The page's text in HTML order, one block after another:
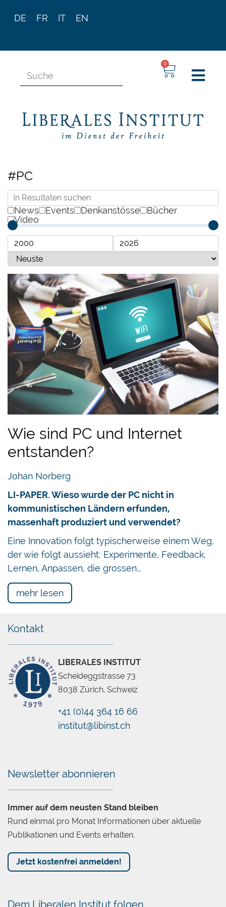
Chatbot
DE FR IT EN
0
#PC
News Events Denkanstösse
Bücher
Video
Wie sind PC und Internet
entstanden?
Johan Norberg
LI-PAPER. Wieso wurde der PC nicht in
kommunistischen Ländern erfunden,
massenhaft produziert und verwendet?
Eine Innovation folgt typischerweise einem Weg,
der wie folgt aussieht: Experimente, Feedback,
Lernen, Anpassen, die grossen…
mehr lesen
Kontakt
LIBERALES INSTITUT
Scheideggstrasse 73
8038 Zürich, Schweiz
+41 (0)44 364 16 66
institut@libinst.ch
Newsletter abonnieren
Immer auf dem neusten Stand bleiben
Rund einmal pro Monat Informationen über aktuelle
Publikationen und Events erhalten.
Jetzt kostenfrei anmelden!